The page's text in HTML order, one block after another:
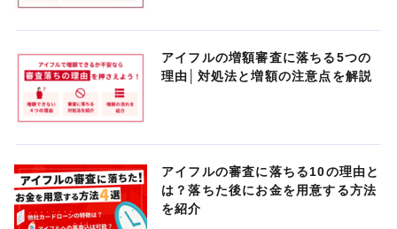
アイフルの増額審査に落ちる5つの
理由│対処法と増額の注意点を解説
アイフルの審査に落ちる10の理由と
は？落ちた後にお金を用意する方法
を紹介